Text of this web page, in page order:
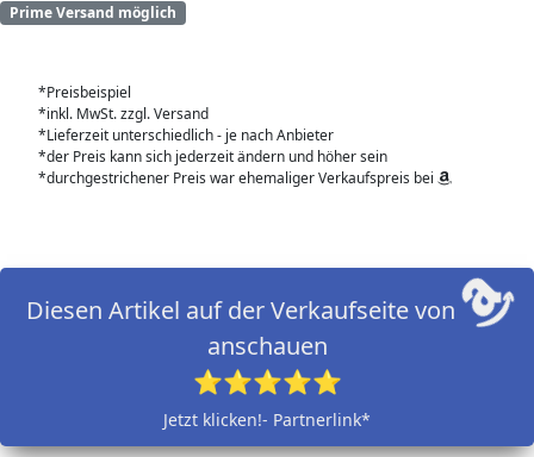
Prime Versand möglich
*Preisbeispiel
*inkl. MwSt. zzgl. Versand
*Lieferzeit unterschiedlich - je nach Anbieter
*der Preis kann sich jederzeit ändern und höher sein
*durchgestrichener Preis war ehemaliger Verkaufspreis bei
Diesen Artikel auf der Verkaufseite von
anschauen
⭐⭐⭐⭐⭐
Jetzt klicken!- Partnerlink*